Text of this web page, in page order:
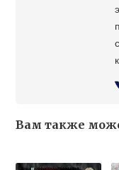
Вам также